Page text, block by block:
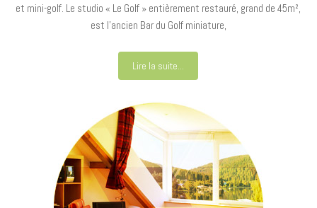
et mini-golf. Le studio « Le Golf » entièrement restauré, grand de 45m²,
est l’ancien Bar du Golf miniature,
Lire la suite...